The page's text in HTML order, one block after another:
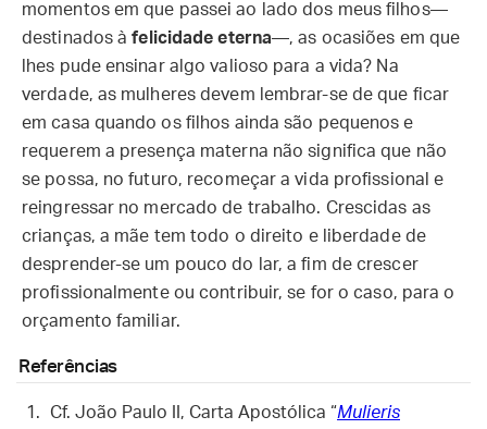
momentos em que passei ao lado dos meus filhos—
destinados àfelicidade eterna—, as ocasiões em que
lhes pude ensinar algo valioso para a vida? Na
verdade, as mulheres devem lembrar-se de que ficar
em casa quando os filhos ainda são pequenos e
requerem a presença materna não significa que não
se possa, no futuro, recomeçar a vida profissional e
reingressar no mercado de trabalho. Crescidas as
crianças, a mãe tem todo o direito e liberdade de
desprender-se um pouco do lar, a fim de crescer
profissionalmente ou contribuir, se for o caso, para o
orçamento familiar.
Referências
Cf. João Paulo II, Carta Apostólica “Mulieris